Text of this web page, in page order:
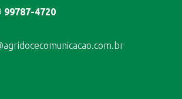
99787-4720